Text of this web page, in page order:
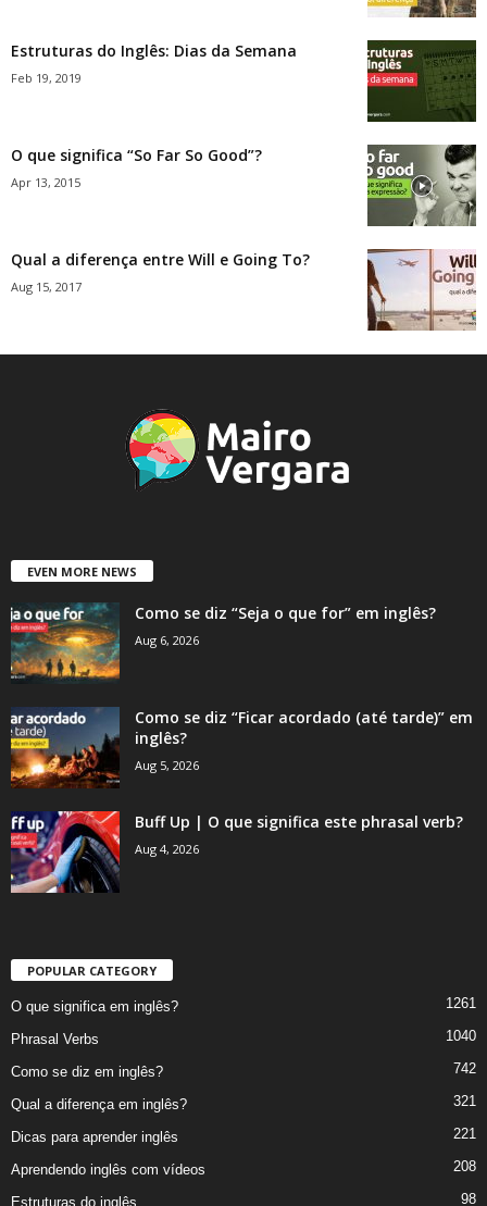
Estruturas do Inglês: Dias da Semana
Feb 19, 2019
O que significa “So Far So Good”?
Apr 13, 2015
Qual a diferença entre Will e Going To?
Aug 15, 2017
EVEN MORE NEWS
Como se diz “Seja o que for” em inglês?
Aug 6, 2026
Como se diz “Ficar acordado (até tarde)” em
inglês?
Aug 5, 2026
Buff Up | O que significa este phrasal verb?
Aug 4, 2026
POPULAR CATEGORY
O que significa em inglês? 1261
Phrasal Verbs 1040
Como se diz em inglês? 742
Qual a diferença em inglês? 321
Dicas para aprender inglês 221
Aprendendo inglês com vídeos 208
Estruturas do inglês 98